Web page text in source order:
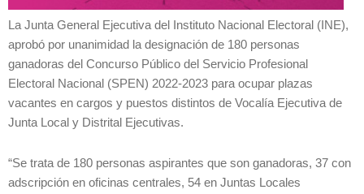
La Junta General Ejecutiva del Instituto Nacional Electoral (INE),
aprobó por unanimidad la designación de 180 personas
ganadoras del Concurso Público del Servicio Profesional
Electoral Nacional (SPEN) 2022-2023 para ocupar plazas
vacantes en cargos y puestos distintos de Vocalía Ejecutiva de
Junta Local y Distrital Ejecutivas.
“Se trata de 180 personas aspirantes que son ganadoras, 37 con
adscripción en oficinas centrales, 54 en Juntas Locales